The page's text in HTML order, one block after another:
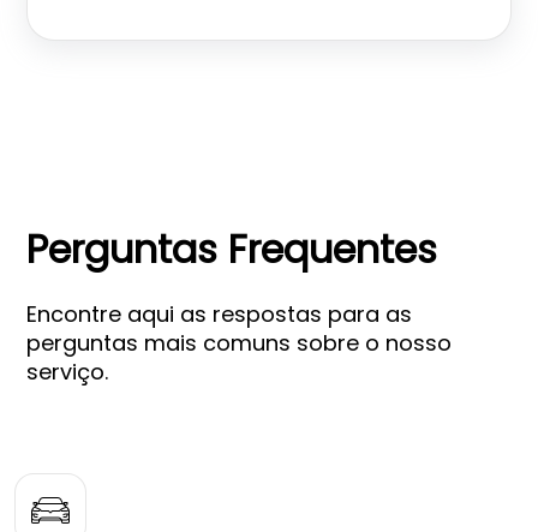
Perguntas Frequentes
Encontre aqui as respostas para as
perguntas mais comuns sobre o nosso
serviço.